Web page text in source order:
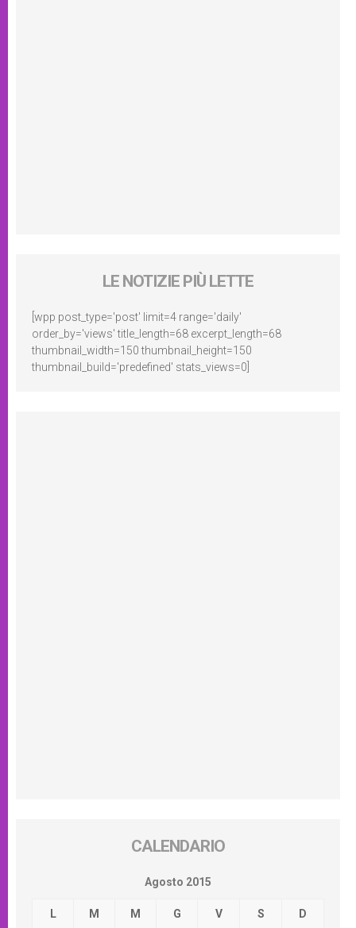
LE NOTIZIE PIÙ LETTE
[wpp post_type='post' limit=4 range='daily'
order_by='views' title_length=68 excerpt_length=68
thumbnail_width=150 thumbnail_height=150
thumbnail_build='predefined' stats_views=0]
CALENDARIO
Agosto 2015
L M M G V S D